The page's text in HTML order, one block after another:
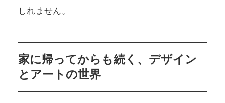
しれません。
家に帰ってからも続く、デザイン
とアートの世界